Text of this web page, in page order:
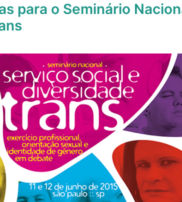
para o Seminário